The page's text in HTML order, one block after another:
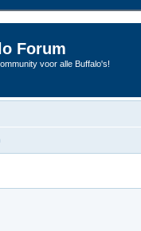
Forum
voor alle Buffalo's!